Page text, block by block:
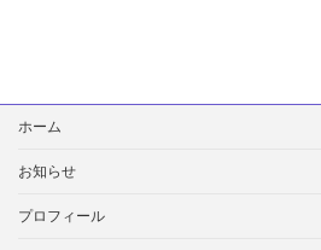
索:
ホーム
お知らせ
プロフィール